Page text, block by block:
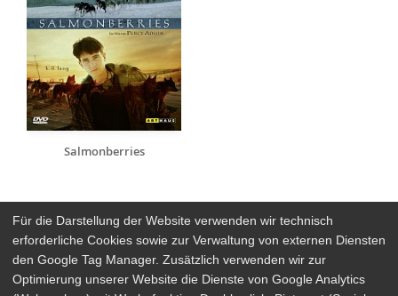
Salmonberries
Arthaus Stores
Für die Darstellung der Website verwenden wir technisch
erforderliche Cookies sowie zur Verwaltung von externen Diensten
den Google Tag Manager. Zusätzlich verwenden wir zur
Optimierung unserer Website die Dienste von Google Analytics